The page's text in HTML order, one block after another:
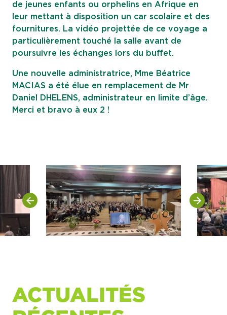
de jeunes enfants ou orphelins en Afrique en
leur mettant à disposition un car scolaire et des
fournitures. La vidéo projettée de ce voyage a
particulièrement touché la salle avant de
poursuivre les échanges lors du buffet.
Une nouvelle administratrice, Mme Béatrice
MACIAS a été élue en remplacement de Mr
Daniel DHELENS, administrateur en limite d’âge.
Merci et bravo à eux 2 !
ACTUALITÉS